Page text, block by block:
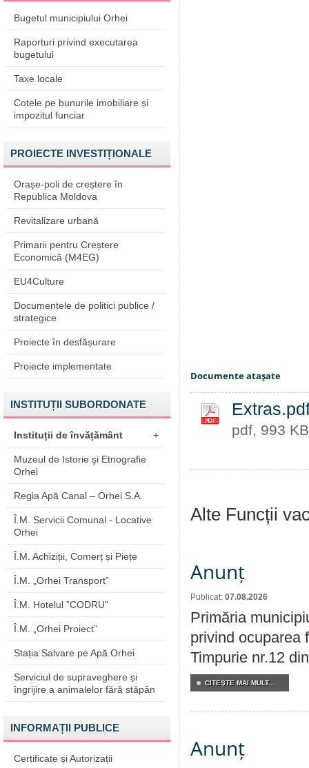
Bugetul municipiului Orhei
Raporturi privind executarea
bugetului
Taxe locale
Cotele pe bunurile imobiliare și
impozitul funciar
PROIECTE INVESTIȚIONALE
Orașe-poli de creștere în
Republica Moldova
Revitalizare urbană
Primarii pentru Creștere
Economică (M4EG)
EU4Culture
Documentele de politici publice /
strategice
Proiecte în desfășurare
Proiecte implementate
INSTITUȚII SUBORDONATE
Instituții de învățământ +
Muzeul de Istorie şi Etnografie
Orhei
Regia Apă Canal – Orhei S.A.
Î.M. Servicii Comunal - Locative
Orhei
Î.M. Achiziții, Comerț și Piețe
Î.M. „Orhei Transport”
Î.M. Hotelul ”CODRU”
Î.M. „Orhei Proiect”
Stația Salvare pe Apă Orhei
Serviciul de supraveghere și
îngrijire a animalelor fără stăpân
INFORMAȚII PUBLICE
Certificate și Autorizații
Documente ataşate
pdf, 993 KB
Alte Funcții
Anunț
Publicat: 07.08.2026
Primăria
privind ocuparea
Timpurie nr.12
CITEŞTE MAI MULT...
Anunț